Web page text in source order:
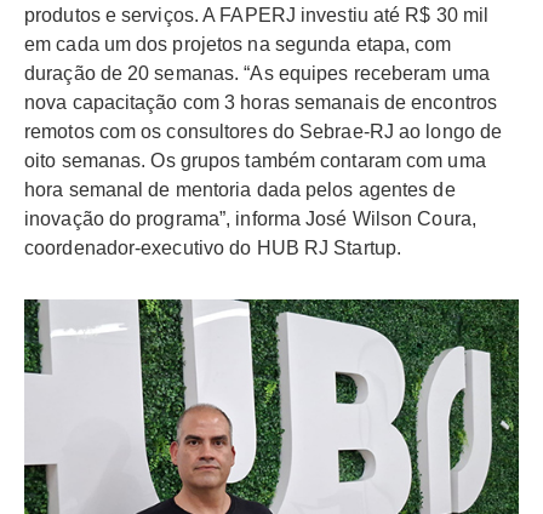
produtos e serviços. A FAPERJ investiu até R$ 30 mil
em cada um dos projetos na segunda etapa, com
duração de 20 semanas. “As equipes receberam uma
nova capacitação com 3 horas semanais de encontros
remotos com os consultores do Sebrae-RJ ao longo de
oito semanas. Os grupos também contaram com uma
hora semanal de mentoria dada pelos agentes de
inovação do programa”, informa José Wilson Coura,
coordenador-executivo do HUB RJ Startup.